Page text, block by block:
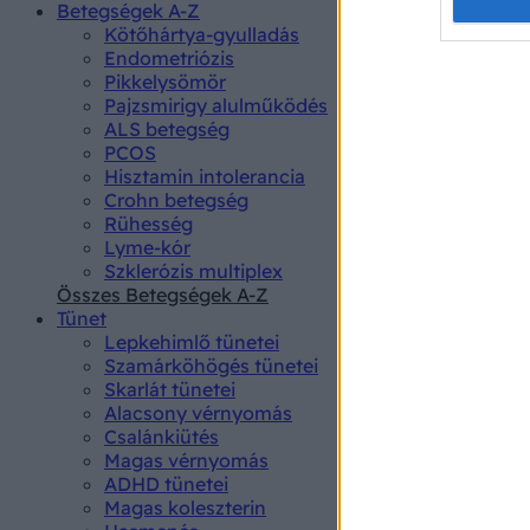
Betegségek A-Z
Kötőhártya-gyulladás
Endometriózis
Pikkelysömör
Pajzsmirigy alulműködés
ALS betegség
PCOS
Hisztamin intolerancia
Crohn betegség
Rühesség
Lyme-kór
Szklerózis multiplex
Összes Betegségek A-Z
Tünet
Lepkehimlő tünetei
Szamárköhögés tünetei
Skarlát tünetei
Alacsony vérnyomás
Csalánkiütés
Magas vérnyomás
ADHD tünetei
Magas koleszterin